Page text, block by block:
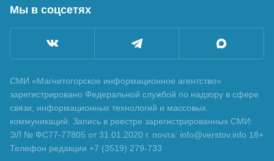
Мы в соцсетях
СМИ «Магнитогорское информационное агентство»
зарегистрировано Федеральной службой по надзору в сфере
связи, информационных технологий и массовых
коммуникаций. Запись в реестре зарегистрированных СМИ:
ЭЛ № ФС77-77805 от 31.01.2020 г. почта: info@verstov.info 18+
Телефон редакции +7 (3519) 279-733